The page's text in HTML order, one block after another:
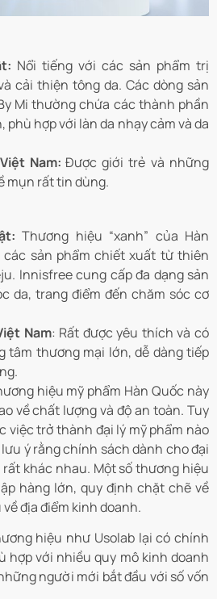
Nổi tiếng với các sản phẩm trị
cải thiện tông da. Các dòng sản
Mi thường chứa các thành phần
hợp với làn da nhạy cảm và da
Nam: Được giới trẻ và những
mụn rất tin dùng.
Thương hiệu “xanh” của Hàn
các sản phẩm chiết xuất từ thiên
Innisfree cung cấp đa dạng sản
da, trang điểm đến chăm sóc cơ
Nam: Rất được yêu thích và có
tâm thương mại lớn, dễ dàng tiếp
hiệu mỹ phẩm Hàn Quốc này
về chất lượng và độ an toàn. Tuy
việc trở thành đại lý mỹ phẩm nào
ý rằng chính sách dành cho đại
khác nhau. Một số thương hiệu
hàng lớn, quy định chặt chẽ về
địa điểm kinh doanh.
hiệu như Usolab lại có chính
hợp với nhiều quy mô kinh doanh
người mới bắt đầu với số vốn